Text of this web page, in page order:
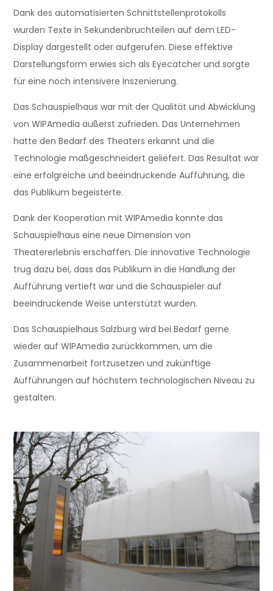
Dank des automatisierten Schnittstellenprotokolls
wurden Texte in Sekundenbruchteilen auf dem LED-
Display dargestellt oder aufgerufen. Diese effektive
Darstellungsform erwies sich als Eyecatcher und sorgte
für eine noch intensivere Inszenierung.
Das Schauspielhaus war mit der Qualität und Abwicklung
von WIPAmedia äußerst zufrieden. Das Unternehmen
hatte den Bedarf des Theaters erkannt und die
Technologie maßgeschneidert geliefert. Das Resultat war
eine erfolgreiche und beeindruckende Aufführung, die
das Publikum begeisterte.
Dank der Kooperation mit WIPAmedia konnte das
Schauspielhaus eine neue Dimension von
Theatererlebnis erschaffen. Die innovative Technologie
trug dazu bei, dass das Publikum in die Handlung der
Aufführung vertieft war und die Schauspieler auf
beeindruckende Weise unterstützt wurden.
Das Schauspielhaus Salzburg wird bei Bedarf gerne
wieder auf WIPAmedia zurückkommen, um die
Zusammenarbeit fortzusetzen und zukünftige
Aufführungen auf höchstem technologischen Niveau zu
gestalten.